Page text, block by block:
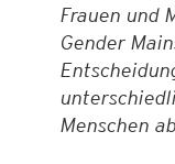
Frauen und
Gender
Menschen